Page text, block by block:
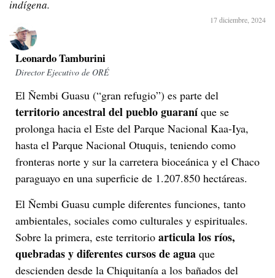
indígena.
17 diciembre, 2024
Leonardo Tamburini
Director Ejecutivo de ORÉ
El Ñembi Guasu (“gran refugio”) es parte del
territorio ancestral del pueblo guaraníque se
prolonga hacia el Este del Parque Nacional Kaa-Iya,
hasta el Parque Nacional Otuquis, teniendo como
fronteras norte y sur la carretera bioceánica y el Chaco
paraguayo en una superficie de 1.207.850 hectáreas.
El Ñembi Guasu cumple diferentes funciones, tanto
ambientales, sociales como culturales y espirituales.
Sobre la primera, este territorio articula los ríos,
quebradas y diferentes cursos de agua que
descienden desde la Chiquitanía a los bañados del